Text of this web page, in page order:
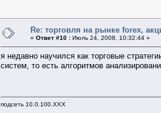
Re: торговля на рынке foreх,
« Ответ #10 : Июль 24, 2008, 10:32:44 »
я недавно научился как торговые
систем, то есть алгоритмов
подсеть 10.0.100.XXX